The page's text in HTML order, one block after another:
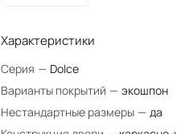
Характеристики
Серия — Dolce
Варианты покрытий — экошпон
Нестандартные размеры — да